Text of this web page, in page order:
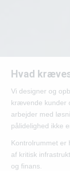
Hvad
Vi designer og
krævende kunder
arbejder med
pålidelighed ikke
Kontrolrummet er
af kritisk
og finans.